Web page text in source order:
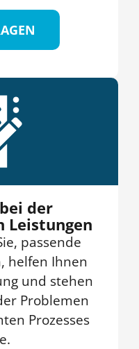
der
Leistungen
passende
helfen Ihnen
und stehen
Problemen
Prozesses